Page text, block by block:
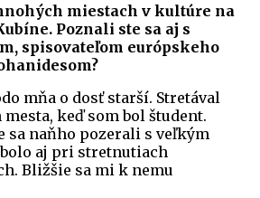
miestach v kultúre na
Poznali ste sa aj s
spisovateľom európskeho
mňa o dosť starší. Stretával
keď som bol študent.
sa naňho pozerali s veľkým
aj pri stretnutiach
Bližšie sa mi k nemu